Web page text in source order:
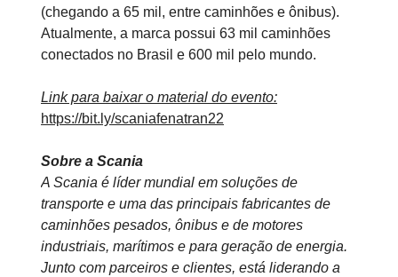
(chegando a 65 mil, entre caminhões e ônibus).
Atualmente, a marca possui 63 mil caminhões
conectados no Brasil e 600 mil pelo mundo.
Link para baixar o material do evento:
https://bit.ly/scaniafenatran22
Sobre a Scania
A Scania é líder mundial em soluções de
transporte e uma das principais fabricantes de
caminhões pesados, ônibus e de motores
industriais, marítimos e para geração de energia.
Junto com parceiros e clientes, está liderando a